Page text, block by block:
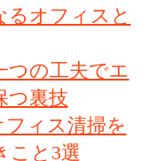
るオフィスと
つの工夫でエ
つ裏技
フィス清掃を
こと3選